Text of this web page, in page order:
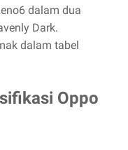
dalam dua
Dark.
dalam tabel
Oppo